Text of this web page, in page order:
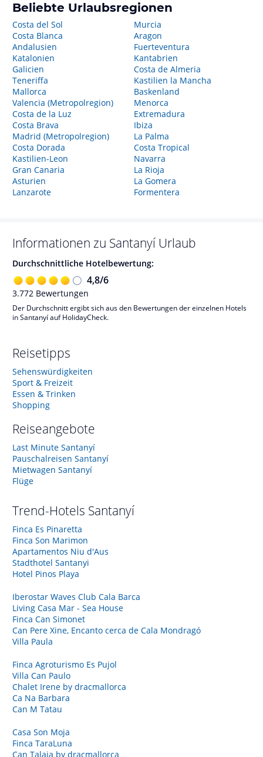
Beliebte Urlaubsregionen
Costa del Sol
Costa Blanca
Andalusien
Katalonien
Galicien
Teneriffa
Mallorca
Valencia (Metropolregion)
Costa de la Luz
Costa Brava
Madrid (Metropolregion)
Costa Dorada
Kastilien-Leon
Gran Canaria
Asturien
Lanzarote
Murcia
Aragon
Fuerteventura
Kantabrien
Costa de Almeria
Kastilien la Mancha
Baskenland
Menorca
Extremadura
Ibiza
La Palma
Costa Tropical
Navarra
La Rioja
La Gomera
Formentera
Informationen zu Santanyí Urlaub
Durchschnittliche Hotelbewertung:
4,8/6
3.772 Bewertungen
Der Durchschnitt ergibt sich aus den Bewertungen der einzelnen Hotels
in Santanyí auf HolidayCheck.
Reisetipps
Sehenswürdigkeiten
Sport & Freizeit
Essen & Trinken
Shopping
Reiseangebote
Last Minute Santanyí
Pauschalreisen Santanyí
Mietwagen Santanyí
Flüge
Trend-Hotels Santanyí
Finca Es Pinaretta
Finca Son Marimon
Apartamentos Niu d'Aus
Stadthotel Santanyi
Hotel Pinos Playa
Iberostar Waves Club Cala Barca
Living Casa Mar - Sea House
Finca Can Simonet
Can Pere Xine, Encanto cerca de Cala Mondragó
Villa Paula
Finca Agroturismo Es Pujol
Villa Can Paulo
Chalet Irene by dracmallorca
Ca Na Barbara
Can M Tatau
Casa Son Moja
Finca TaraLuna
Can Talaia by dracmallorca